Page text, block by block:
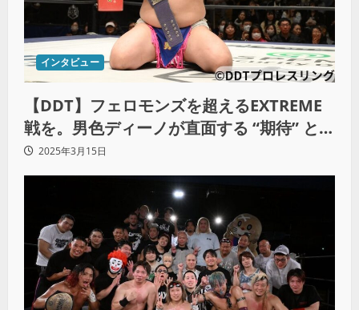
インタビュー
【DDT】フェロモンズを超えるEXTREME
戦を。男色ディーノが直面する “期待” とい
う大きな壁（中編）
2025年3月15日